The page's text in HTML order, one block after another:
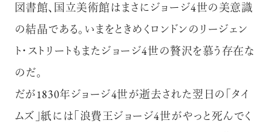
図書館、国立美術館はまさにジョージ4世の美意識
の結晶である。いまをときめくロンドンのリージェン
ト・ストリートもまたジョージ4世の贅沢を慕う存在な
のだ。
だが1830年ジョージ4世が逝去された翌日の「タイ
ムズ」紙には「浪費王ジョージ4世がやっと死んでく